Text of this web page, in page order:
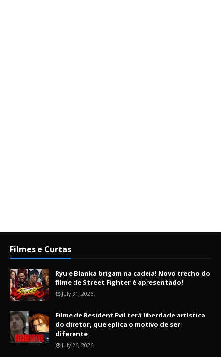
Filmes e Curtas
Ryu e Blanka brigam na cadeia! Novo trecho do
filme de Street Fighter é apresentado!
July 31, 2026
Filme de Resident Evil terá liberdade artística
do diretor, que eplica o motivo de ser
diferente
July 26, 2026